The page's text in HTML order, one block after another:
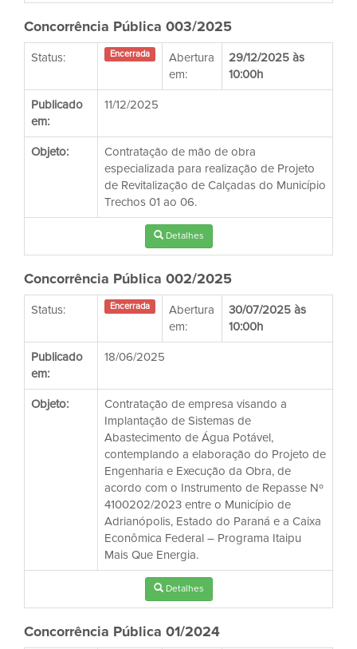
Concorrência Pública 003/2025
Status: Encerrada
Abertura
em:
29/12/2025 às
10:00h
Publicado
em:
11/12/2025
Objeto:
Contratação de mão de obra
especializada para realização de Projeto
de Revitalização de Calçadas do Município
Trechos 01 ao 06.
Detalhes
Concorrência Pública 002/2025
Status: Encerrada
Abertura
em:
30/07/2025 às
10:00h
Publicado
em:
18/06/2025
Objeto:
Contratação de empresa visando a
Implantação de Sistemas de
Abastecimento de Água Potável,
contemplando a elaboração do Projeto de
Engenharia e Execução da Obra, de
acordo com o Instrumento de Repasse Nº
4100202/2023 entre o Município de
Adrianópolis, Estado do Paraná e a Caixa
Econômica Federal – Programa Itaipu
Mais Que Energia.
Detalhes
Concorrência Pública 01/2024